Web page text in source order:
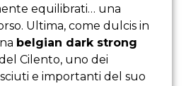
equilibrati… una
Ultima, come dulcis in
belgian dark strong
Cilento, uno dei
e importanti del suo